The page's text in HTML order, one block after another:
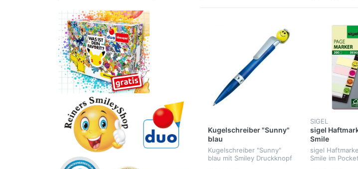
Kugelschreiber "Sunny"
blau
Kugelschreiber "Sunny"
blau mit Smiley Druckknopf
SIGEL
sigel
Smile
sigel
Smile im